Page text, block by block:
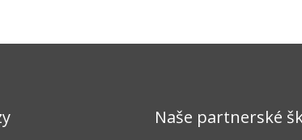
Naše partnerské